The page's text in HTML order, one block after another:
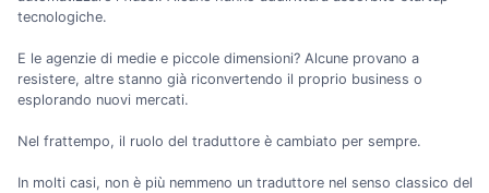
tecnologiche.
E le agenzie di medie e piccole dimensioni? Alcune provano a
resistere, altre stanno già riconvertendo il proprio business o
esplorando nuovi mercati.
Nel frattempo, il ruolo del traduttore è cambiato per sempre.
In molti casi, non è più nemmeno un traduttore nel senso classico del